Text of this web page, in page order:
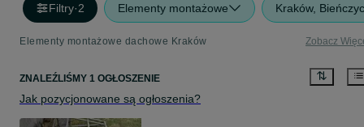
Filtry·2 Elementy montażowe Kraków,
Elementy montażowe dachowe Kraków Zobacz
ZNALEŹLIŚMY 1 OGŁOSZENIE
Jak pozycjonowane są ogłoszenia?